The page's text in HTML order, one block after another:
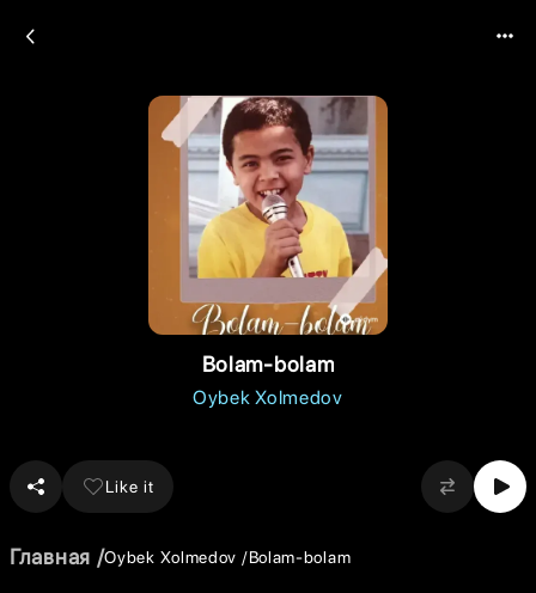
Bolam-bolam
Oybek Xolmedov
Like it
Главная Oybek Xolmedov Bolam-bolam